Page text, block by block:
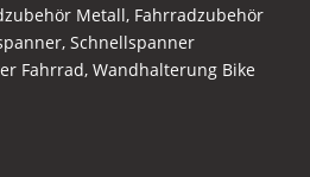
Metall, Fahrradzubehör
,Schnellspanner
Fahrrad,Wandhalterung Bike